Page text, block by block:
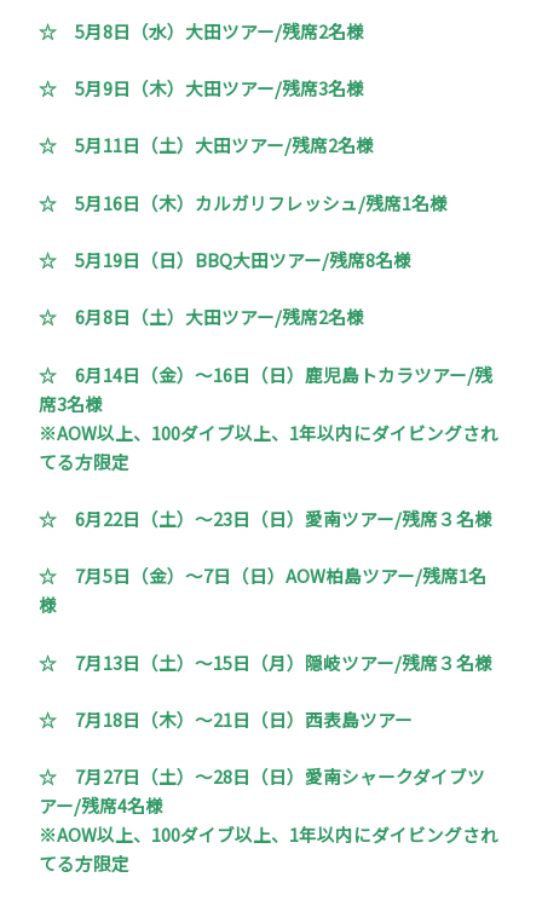
☆ 5月8日（水）大田ツアー/残席2名様
☆ 5月9日（木）大田ツアー/残席3名様
☆ 5月11日（土）大田ツアー/残席2名様
☆ 5月16日（木）カルガリフレッシュ/残席1名様
☆ 5月19日（日）BBQ大田ツアー/残席8名様
☆ 6月8日（土）大田ツアー/残席2名様
☆ 6月14日（金）～16日（日）鹿児島トカラツアー/残
席3名様
※AOW以上、100ダイブ以上、1年以内にダイビングされ
てる方限定
☆ 6月22日（土）～23日（日）愛南ツアー/残席３名様
☆ 7月5日（金）～7日（日）AOW柏島ツアー/残席1名
様
☆ 7月13日（土）～15日（月）隠岐ツアー/残席３名様
☆ 7月18日（木）～21日（日）西表島ツアー
☆ 7月27日（土）～28日（日）愛南シャークダイブツ
アー/残席4名様
※AOW以上、100ダイブ以上、1年以内にダイビングされ
てる方限定